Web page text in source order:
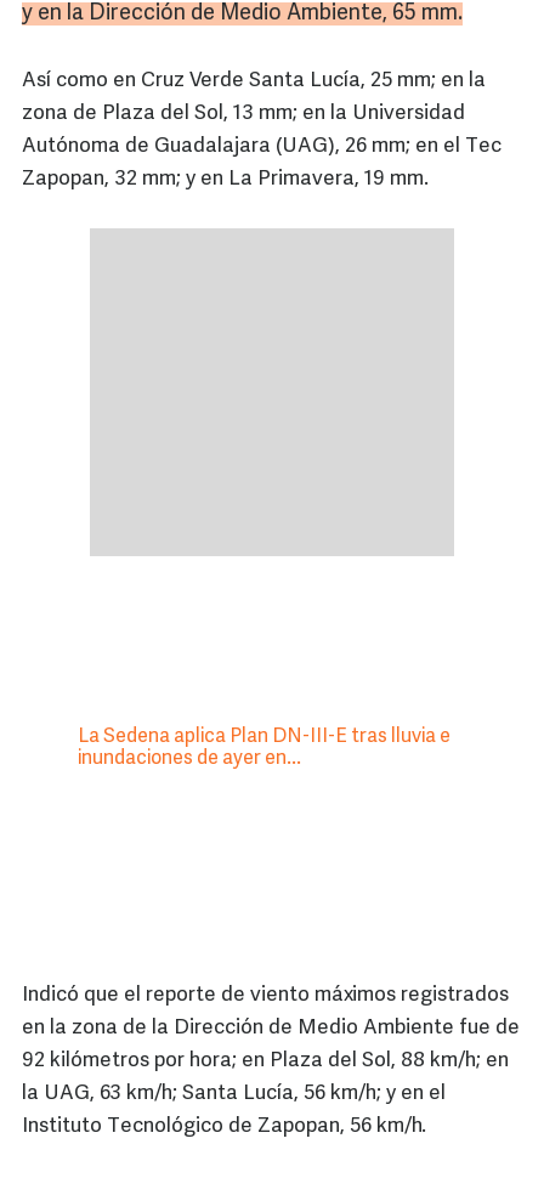
y en la Dirección de Medio Ambiente, 65 mm.
Así como en Cruz Verde Santa Lucía, 25 mm; en la
zona de Plaza del Sol, 13 mm; en la Universidad
Autónoma de Guadalajara (UAG), 26 mm; en el Tec
Zapopan, 32 mm; y en La Primavera, 19 mm.
La Sedena aplica Plan DN-III-E tras lluvia e
inundaciones de ayer en...
Indicó que el reporte de viento máximos registrados
en la zona de la Dirección de Medio Ambiente fue de
92 kilómetros por hora; en Plaza del Sol, 88 km/h; en
la UAG, 63 km/h; Santa Lucía, 56 km/h; y en el
Instituto Tecnológico de Zapopan, 56 km/h.